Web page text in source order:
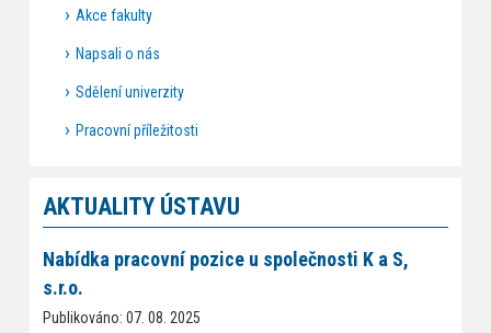
Akce fakulty
Napsali o nás
Sdělení univerzity
Pracovní příležitosti
AKTUALITY ÚSTAVU
Nabídka pracovní pozice u společnosti K a S,
s.r.o.
Publikováno: 07. 08. 2025